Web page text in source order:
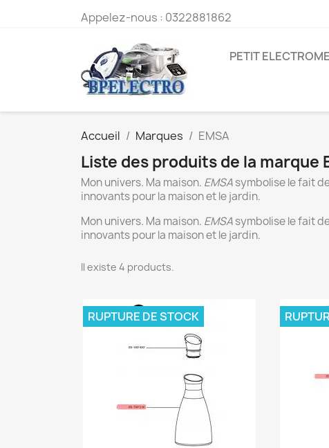
Appelez-nous : 0322881862
PETIT
Accueil Marques EMSA
Liste des produits de la marque
Mon univers. Ma maison. EMSAsymbolise le fait
innovants pour la maison et le jardin.
Mon univers. Ma maison. EMSAsymbolise le fait
innovants pour la maison et le jardin.
Il existe 4 products.
RUPTURE DE STOCK